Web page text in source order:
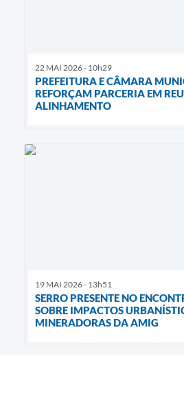
22 MAI 2026 - 10h29
PREFEITURA E CÂMARA
REFORÇAM PARCERIA EM
ALINHAMENTO
19 MAI 2026 - 13h51
SERRO PRESENTE NO
SOBRE IMPACTOS
MINERADORAS DA AMIG